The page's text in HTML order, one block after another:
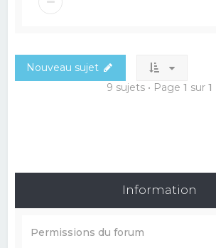
Nouveau sujet
9 sujets • Page 1 sur 1
Information
Permissions du forum